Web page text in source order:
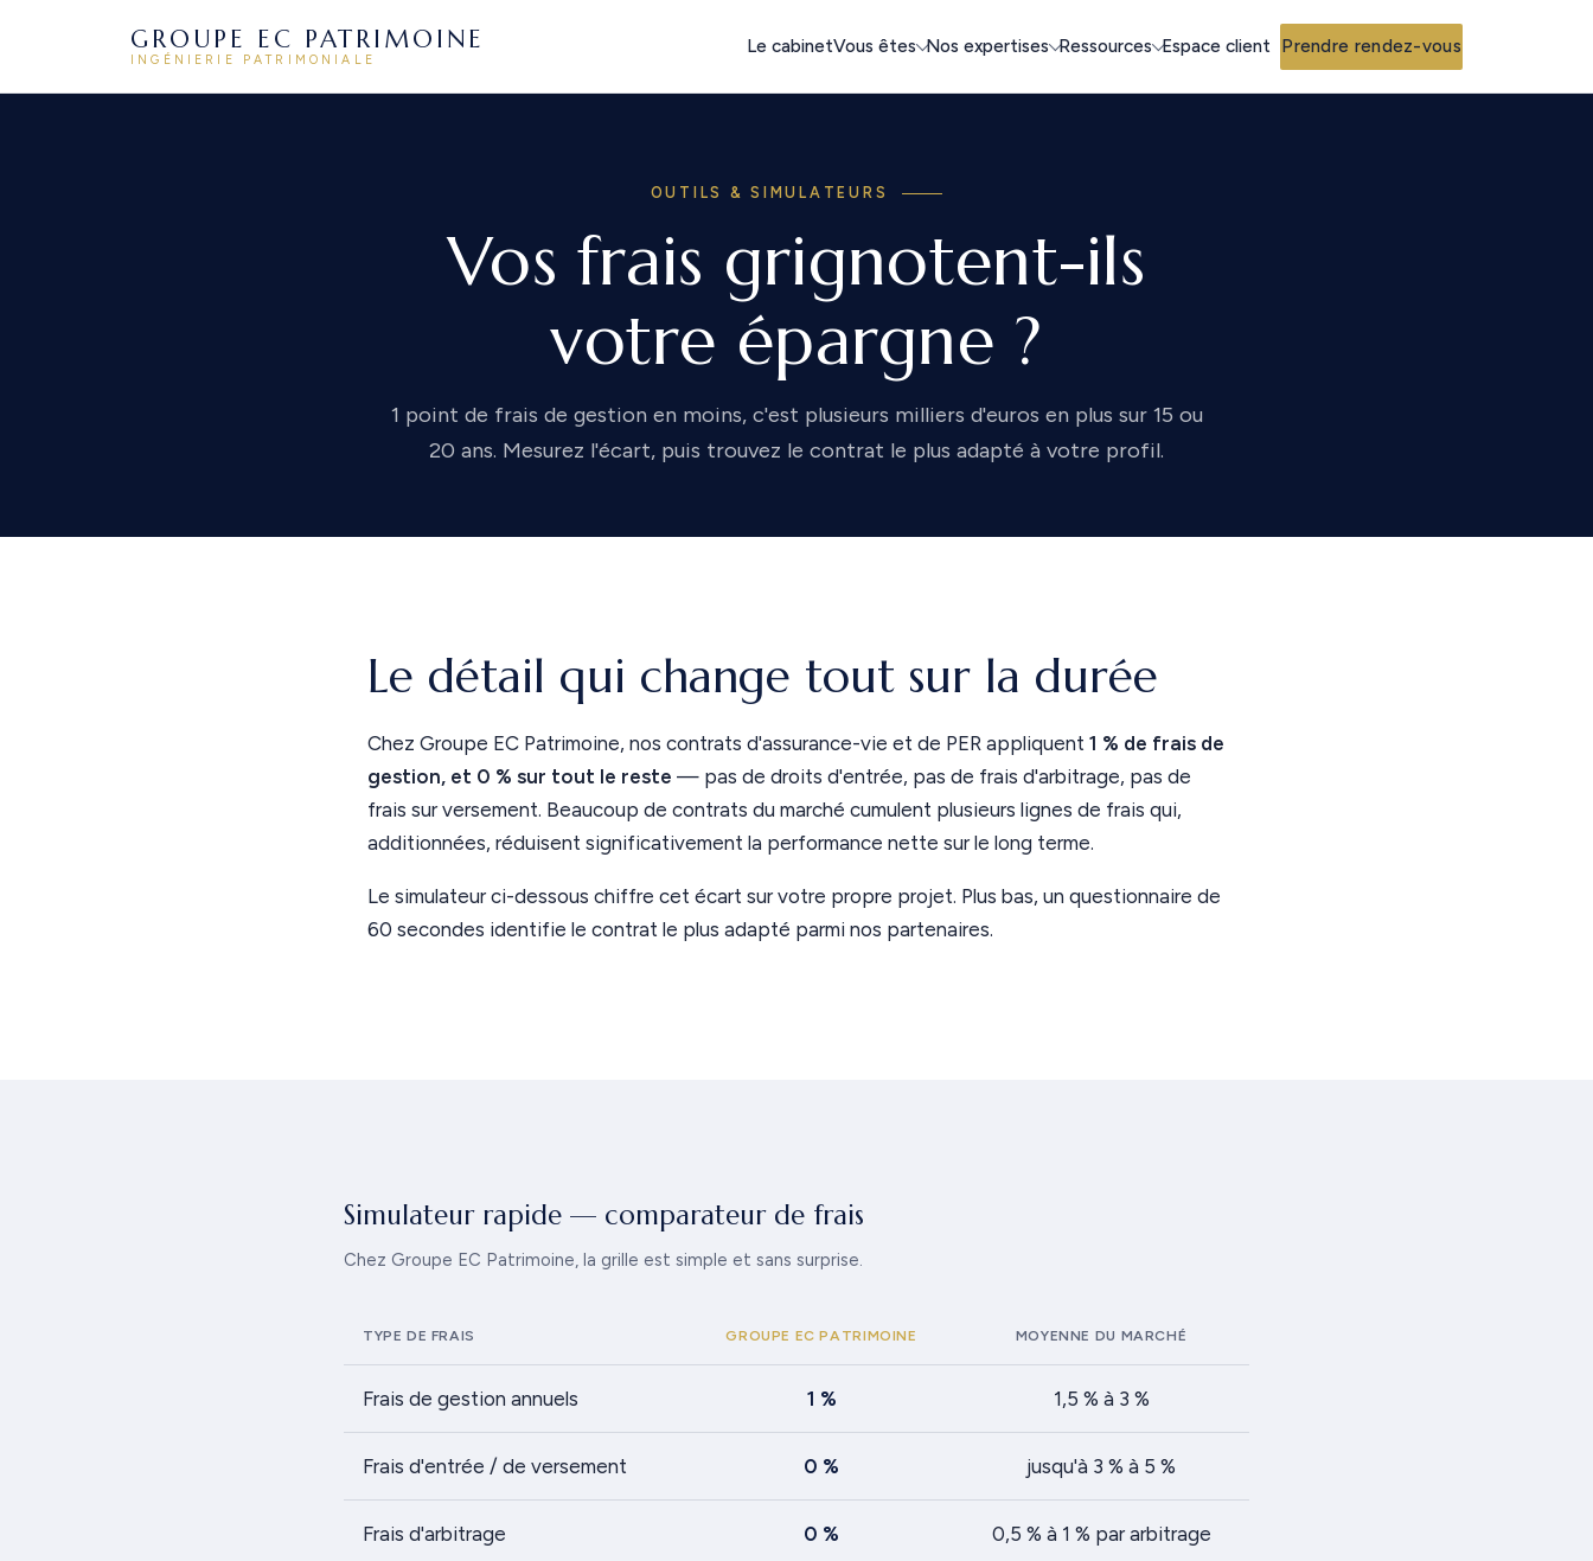
GROUPE EC PATRIMOINE
INGÉNIERIE PATRIMONIALE
Le cabinetVous êtes Nos expertises Ressources Espace client Prendre rendez-vous
OUTILS & SIMULATEURS
Vos frais grignotent-ils
votre épargne ?
1 point de frais de gestion en moins, c'est plusieurs milliers d'euros en plus sur 15 ou
20 ans. Mesurez l'écart, puis trouvez le contrat le plus adapté à votre profil.
Le détail qui change tout sur la durée
Chez Groupe EC Patrimoine, nos contrats d'assurance-vie et de PER appliquent 1 % de frais de
gestion, et 0 % sur tout le reste — pas de droits d'entrée, pas de frais d'arbitrage, pas de
frais sur versement. Beaucoup de contrats du marché cumulent plusieurs lignes de frais qui,
additionnées, réduisent significativement la performance nette sur le long terme.
Le simulateur ci-dessous chiffre cet écart sur votre propre projet. Plus bas, un questionnaire de
60 secondes identifie le contrat le plus adapté parmi nos partenaires.
Simulateur rapide — comparateur de frais
Chez Groupe EC Patrimoine, la grille est simple et sans surprise.
TYPE DE FRAIS GROUPE EC PATRIMOINE MOYENNE DU MARCHÉ
Frais de gestion annuels 1 % 1,5 % à 3 %
Frais d'entrée / de versement 0 % jusqu'à 3 % à 5 %
Frais d'arbitrage 0 % 0,5 % à 1 % par arbitrage